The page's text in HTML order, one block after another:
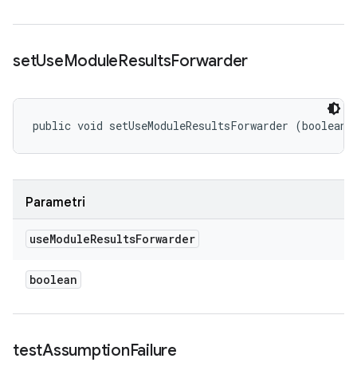
setUseModuleResultsForwarder
public void setUseModuleResultsForwarder (boolean
Parametri
useModuleResultsForwarder
boolean
testAssumptionFailure